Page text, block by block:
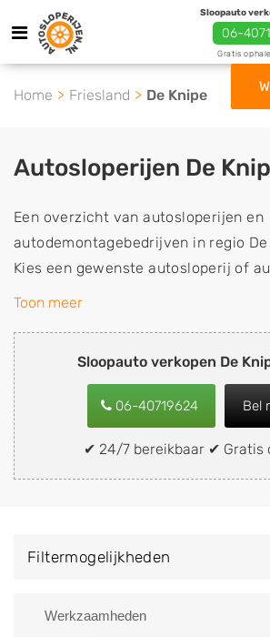
Sloopauto
06-
Gratis
Home Friesland De Knipe
Sloopauto verkopen De
06-40719624 Bel
✔ 24/7 bereikbaar ✔ Gratis
Autosloperijen De
Een overzicht van autosloperijen en
autodemontagebedrijven in regio De
Kies een gewenste autosloperij of
lijst die gespecialiseerd is in de
de inkoop van sloopauto's,
tweedehands auto's (ook zonder apk
uw auto, camper, vrachtwagen,
snel en eenvoudig verkopen aan een
demontagebedrijf in de buurt, deze
naar de sloop of deze liever laten
van De Knipe en ontvang een
Zoekt u liever naar een sloperij in
Toon meer
Filtermogelijkheden